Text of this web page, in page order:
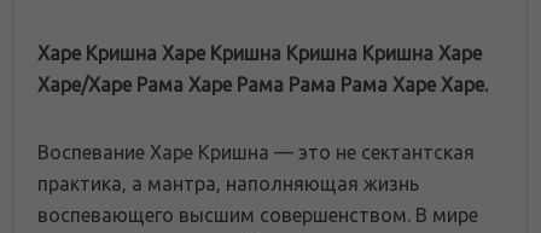
Харе Кришна Харе Кришна Кришна Кришна Харе
Харе/Харе Рама Харе Рама Рама Рама Харе Харе.
Воспевание Харе Кришна — это не сектантская
практика, а мантра, наполняющая жизнь
воспевающего высшим совершенством. В мире